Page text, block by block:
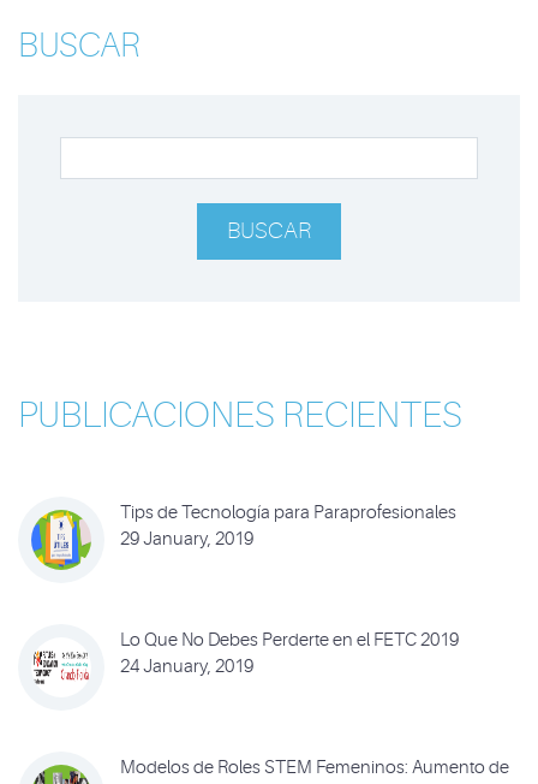
BUSCAR
BUSCAR
PUBLICACIONES RECIENTES
Tips de Tecnología para Paraprofesionales
29 January, 2019
Lo Que No Debes Perderte en el FETC 2019
24 January, 2019
Modelos de Roles STEM Femeninos: Aumento de